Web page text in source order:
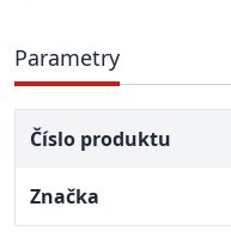
Parametry
Číslo produktu
Značka